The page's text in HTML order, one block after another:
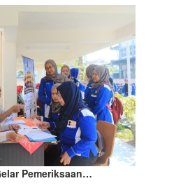
Pemeriksaan…